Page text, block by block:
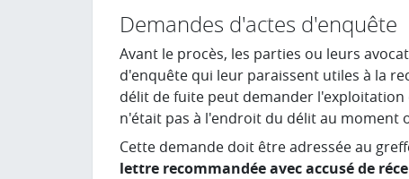
Demandes d'actes d'enquête
Avant le procès, les parties ou leurs
d'enquête qui leur paraissent utiles à la
délit de fuite peut demander
n'était pas à l'endroit du délit au moment
Cette demande doit être adressée au
lettre recommandée avec accusé de